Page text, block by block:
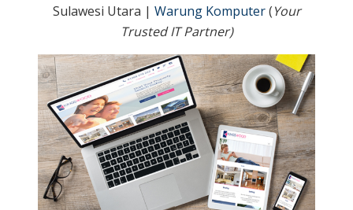
Sulawesi Utara | Warung Komputer(Your
Trusted IT Partner)